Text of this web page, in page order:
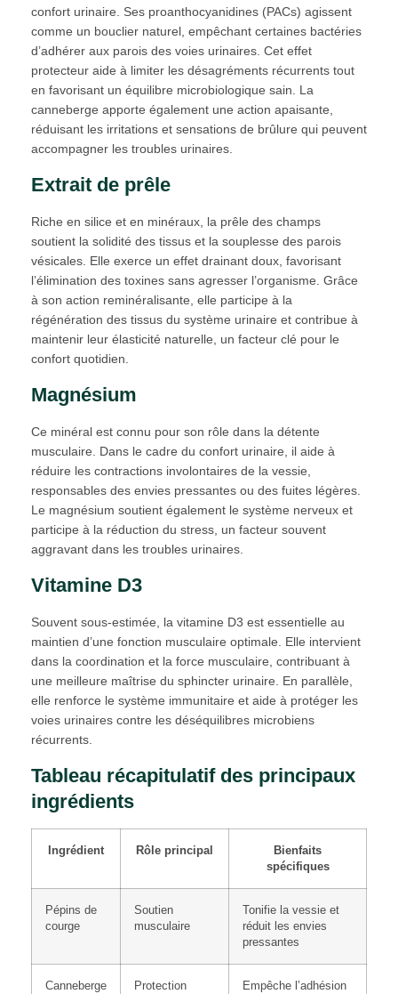
confort urinaire. Ses proanthocyanidines (PACs) agissent
comme un bouclier naturel, empêchant certaines bactéries
d’adhérer aux parois des voies urinaires. Cet effet
protecteur aide à limiter les désagréments récurrents tout
en favorisant un équilibre microbiologique sain. La
canneberge apporte également une action apaisante,
réduisant les irritations et sensations de brûlure qui peuvent
accompagner les troubles urinaires.
Extrait de prêle
Riche en silice et en minéraux, la prêle des champs
soutient la solidité des tissus et la souplesse des parois
vésicales. Elle exerce un effet drainant doux, favorisant
l’élimination des toxines sans agresser l’organisme. Grâce
à son action reminéralisante, elle participe à la
régénération des tissus du système urinaire et contribue à
maintenir leur élasticité naturelle, un facteur clé pour le
confort quotidien.
Magnésium
Ce minéral est connu pour son rôle dans la détente
musculaire. Dans le cadre du confort urinaire, il aide à
réduire les contractions involontaires de la vessie,
responsables des envies pressantes ou des fuites légères.
Le magnésium soutient également le système nerveux et
participe à la réduction du stress, un facteur souvent
aggravant dans les troubles urinaires.
Vitamine D3
Souvent sous-estimée, la vitamine D3 est essentielle au
maintien d’une fonction musculaire optimale. Elle intervient
dans la coordination et la force musculaire, contribuant à
une meilleure maîtrise du sphincter urinaire. En parallèle,
elle renforce le système immunitaire et aide à protéger les
voies urinaires contre les déséquilibres microbiens
récurrents.
Tableau récapitulatif des principaux
ingrédients
Ingrédient Rôle principal
Bienfaits
spécifiques
Pépins de
courge
Soutien
musculaire
Tonifie la vessie et
réduit les envies
pressantes
Canneberge
Protection
Empêche l’adhésion